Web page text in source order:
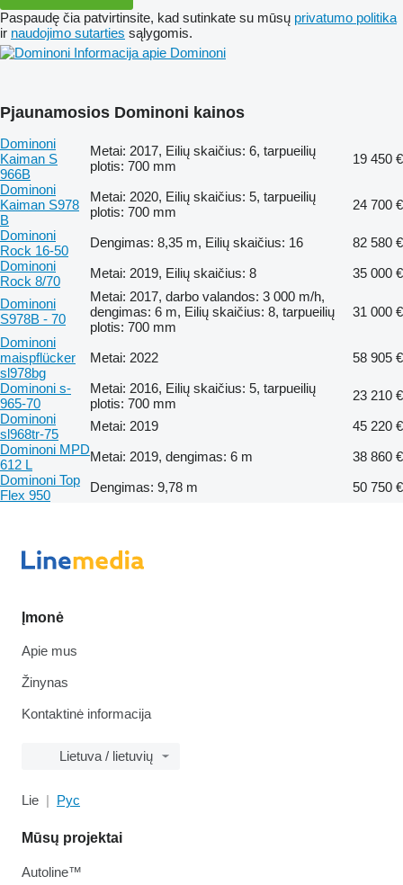
Paspaudę čia patvirtinsite, kad sutinkate su mūsų privatumo politika
ir naudojimo sutarties sąlygomis.
Informacija apie Dominoni
Pjaunamosios Dominoni kainos
Dominoni
Kaiman S
966B
Metai: 2017, Eilių skaičius: 6, tarpueilių
plotis: 700 mm
19 450 €
Dominoni
Kaiman S978
B
Metai: 2020, Eilių skaičius: 5, tarpueilių
plotis: 700 mm
24 700 €
Dominoni
Rock 16-50
Dengimas: 8,35 m, Eilių skaičius: 16
82 580 €
Dominoni
Rock 8/70
Metai: 2019, Eilių skaičius: 8
35 000 €
Dominoni
S978B - 70
Metai: 2017, darbo valandos: 3 000 m/h,
dengimas: 6 m, Eilių skaičius: 8, tarpueilių
plotis: 700 mm
31 000 €
Dominoni
maispflücker
sl978bg
Metai: 2022
58 905 €
Dominoni s-
965-70
Metai: 2016, Eilių skaičius: 5, tarpueilių
plotis: 700 mm
23 210 €
Dominoni
sl968tr-75
Metai: 2019
45 220 €
Dominoni MPD
612 L
Metai: 2019, dengimas: 6 m
38 860 €
Dominoni Top
Flex 950
Dengimas: 9,78 m 50 750 €
Įmonė
Apie mus
Žinynas
Kontaktinė informacija
Lietuva / lietuvių
Lie Рус
Mūsų projektai
Autoline™